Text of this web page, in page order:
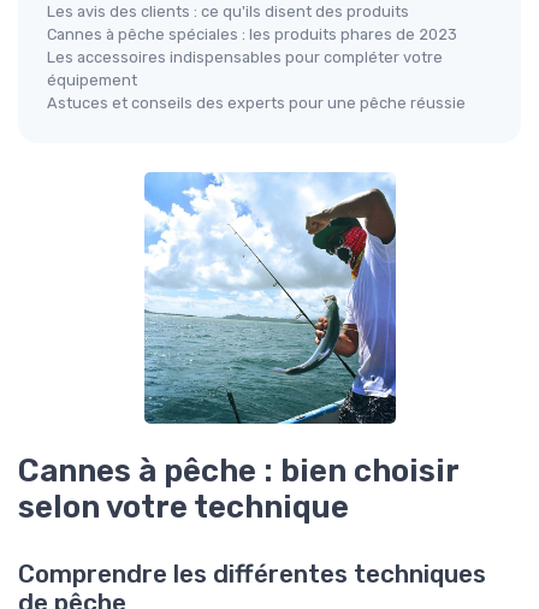
Les avis des clients : ce qu'ils disent des produits
Cannes à pêche spéciales : les produits phares de 2023
Les accessoires indispensables pour compléter votre
équipement
Astuces et conseils des experts pour une pêche réussie
Cannes à pêche : bien choisir
selon votre technique
Comprendre les différentes techniques
de pêche